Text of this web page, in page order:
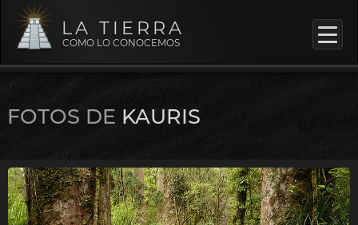
LA TIERRA
COMO LO CONOCEMOS
FOTOS DE KAURIS